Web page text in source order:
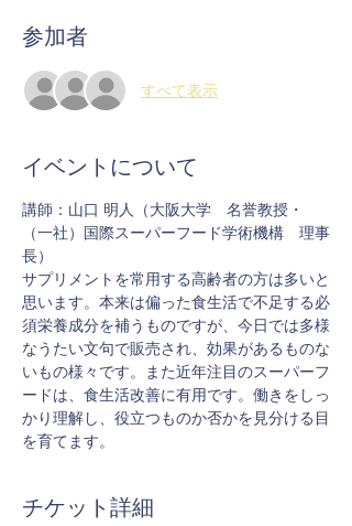
参加者
すべて表示
イベントについて
講師：山口 明人（大阪大学　名誉教授・
（一社）国際スーパーフード学術機構　理事
長）
サプリメントを常用する高齢者の方は多いと
思います。本来は偏った食生活で不足する必
須栄養成分を補うものですが、今日では多様
なうたい文句で販売され、効果があるものな
いもの様々です。また近年注目のスーパーフ
ードは、食生活改善に有用です。働きをしっ
かり理解し、役立つものか否かを見分ける目
を育てます。
チケット詳細